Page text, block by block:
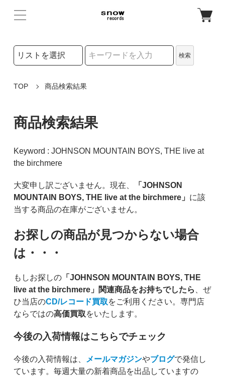
検索リストの選択
検索
TOP 商品検索結果
商品検索結果
Keyword : JOHNSON MOUNTAIN BOYS, THE live at
the birchmere
大変申し訳ございません。現在、
「JOHNSON
MOUNTAIN BOYS, THE live at the birchmere」 に該
当する商品の在庫がございません。
お探しの商品が見つからない場合
は・・・
もしお探しの「JOHNSON MOUNTAIN BOYS, THE
live at the birchmere」関連商品をお持ちでしたら 、ぜ
ひ当店のCD/レコード買取をご利用ください。専門店
ならではの高価買取をいたします。
今後の入荷情報はこちらでチェック
今後の入荷情報は、 メールマガジンやブログで発信し
ています。毎週大量の新着商品を出品していますの